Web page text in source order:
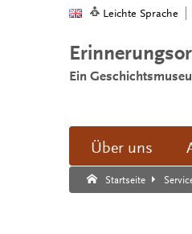
Leichte Sprache
Ein
Über uns
Startseite
Suche:
Suche Ende.